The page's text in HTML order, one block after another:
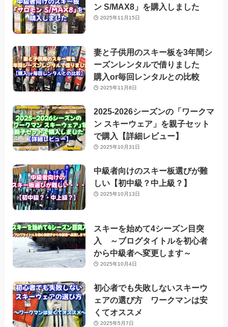
ン S/MAX8」を購入しました
2025年11月15日
妻と子供用のスキー板を3年間シ
ーズンレンタルで借りました
購入or毎回レンタルとの比較
2025年11月8日
2025-2026シーズンの「ワークマ
ン スキーウェア」を親子セット
で購入【詳細レビュー】
2025年10月31日
中級者向けのスキー板選びが難
しい【初中級？中上級？】
2025年10月13日
スキーを始めて4シーズン目突
入 ～ブログタイトルを初心者
から中級者へ変更します～
2025年10月4日
初心者でも失敗しないスキーウ
ェアの選び方 ワークマンは安
くてオススメ
2025年5月7日